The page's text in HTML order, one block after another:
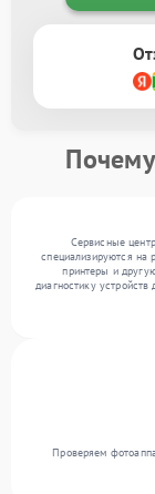
Сервисные
специализируются на
принтеры и
диагностику
перечень
деталей по
Проверяем